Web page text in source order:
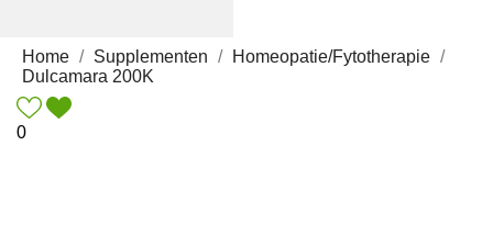
Home Supplementen
Homeopatie/Fytotherapie
Dulcamara 200K
0